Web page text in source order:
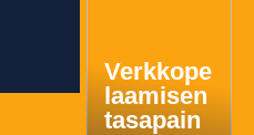
Verkkope
laamisen
tasapain